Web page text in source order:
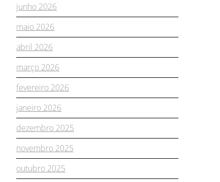
junho 2026
maio 2026
abril 2026
março 2026
fevereiro 2026
janeiro 2026
dezembro 2025
novembro 2025
outubro 2025